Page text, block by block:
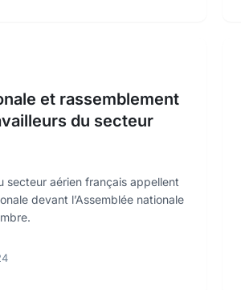
et rassemblement
du secteur
secteur aérien français appellent
devant l’Assemblée nationale